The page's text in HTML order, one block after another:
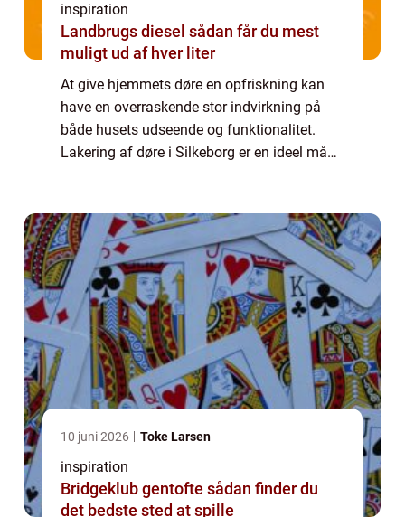
inspiration
Landbrugs diesel sådan får du mest
muligt ud af hver liter
At give hjemmets døre en opfriskning kan
have en overraskende stor indvirkning på
både husets udseende og funktionalitet.
Lakering af døre i Silkeborg er en ideel måde
10 juni 2026 Toke Larsen
inspiration
Bridgeklub gentofte sådan finder du
det bedste sted at spille